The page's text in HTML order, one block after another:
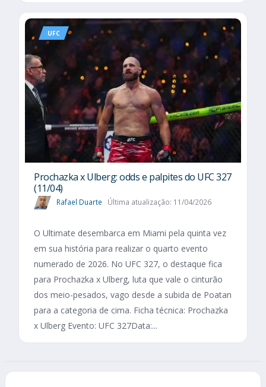
UFC
Prochazka x Ulberg: odds e palpites do UFC 327
(11/04)
Rafael Duarte Última atualização: 11/04/2026
O Ultimate desembarca em Miami pela quinta vez
em sua história para realizar o quarto evento
numerado de 2026. No UFC 327, o destaque fica
para Prochazka x Ulberg, luta que vale o cinturão
dos meio-pesados, vago desde a subida de Poatan
para a categoria de cima. Ficha técnica: Prochazka
x Ulberg Evento: UFC 327Data:...